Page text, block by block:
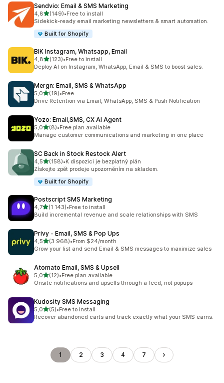
Sendvio: Email & SMS Marketing
4,8z 5 hvězd
(149)
Celkový počet recenzí: 149
•Free to install
Sidekick-ready email marketing newsletters & smart automation.
Built for Shopify
BIK Instagram, Whatsapp, Email
4,8z 5 hvězd
(123)
Celkový počet recenzí: 123
•Free to install
Deploy AI on Instagram, WhatsApp, Email & SMS to boost sales.
Mergn: Email, SMS & WhatsApp
5,0z 5 hvězd
(19)
Celkový počet recenzí: 19
•Free
Drive Retention via Email, WhatsApp, SMS & Push Notification
Yozo: Email,SMS, CX AI Agent
5,0z 5 hvězd
(8)
Celkový počet recenzí: 8
•Free plan available
Manage customer communications and marketing in one place
SC Back in Stock Restock Alert
4,5z 5 hvězd
(158)
Celkový počet recenzí: 158
•K dispozici je bezplatný plán
Získejte zpět prodeje upozorněním na skladem.
Built for Shopify
Postscript SMS Marketing
4,7z 5 hvězd
(1 143)
Celkový počet recenzí: 1143
•Free to install
Build incremental revenue and scale relationships with SMS
Privy ‑ Email, SMS & Pop Ups
4,5z 5 hvězd
(3 968)
Celkový počet recenzí: 3968
•From $24/month
Grow your list and send Email & SMS messages to maximize sales
Atomato Email, SMS & Upsell
5,0z 5 hvězd
(12)
Celkový počet recenzí: 12
•Free plan available
Onsite notifications and upsells through a feed, not popups
Kudosity SMS Messaging
5,0z 5 hvězd
(5)
Celkový počet recenzí: 5
•Free to install
Recover abandoned carts and track exactly what your SMS earns.
1 2 3 4 7